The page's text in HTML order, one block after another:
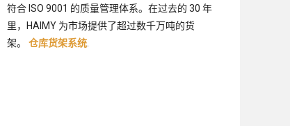
符合 ISO 9001 的质量管理体系。在过去的 30 年
里，HAIMY 为市场提供了超过数千万吨的货
架。 仓库货架系统